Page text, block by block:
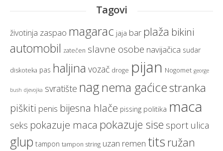
Tagovi
životinja zaspao magarac jaja bar plaža bikini
automobil zatečen slavne osobe navijačica sudar
diskoteka pas haljina vozač droge pijan Nogomet george
bush djevojka svratište nagnema gaćicestranka
piškiti penis bijesna hlače pissing politika maca
seks pokazuje maca pokazuje sise sport ulica
glup tampon tampon string uzan remen tits ružan